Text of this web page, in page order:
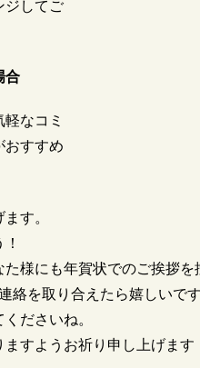
ジしてご
合
なコミ
おすすめ
す。
様にも年賀状でのご挨拶
絡を取り合えたら嬉しいで
ださいね。